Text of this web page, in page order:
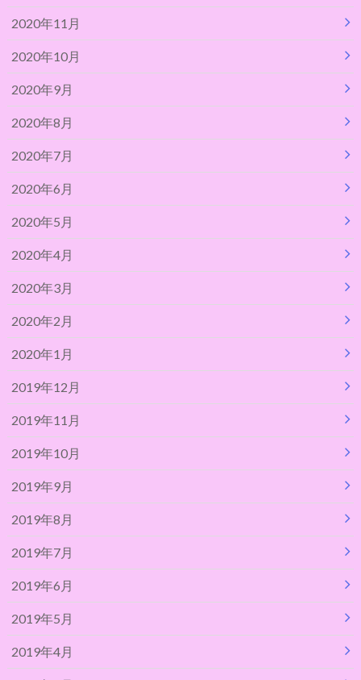
2020年11月
2020年10月
2020年9月
2020年8月
2020年7月
2020年6月
2020年5月
2020年4月
2020年3月
2020年2月
2020年1月
2019年12月
2019年11月
2019年10月
2019年9月
2019年8月
2019年7月
2019年6月
2019年5月
2019年4月